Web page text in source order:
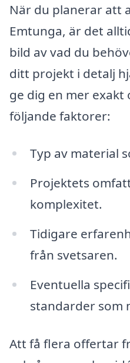
När du planerar att
Emtunga, är det
bild av vad du
ditt projekt i detalj
ge dig en mer exakt
följande faktorer:
Typ av material
Projektets
komplexitet.
Tidigare
från svetsaren.
Eventuella
standarder som
Att få flera offertar